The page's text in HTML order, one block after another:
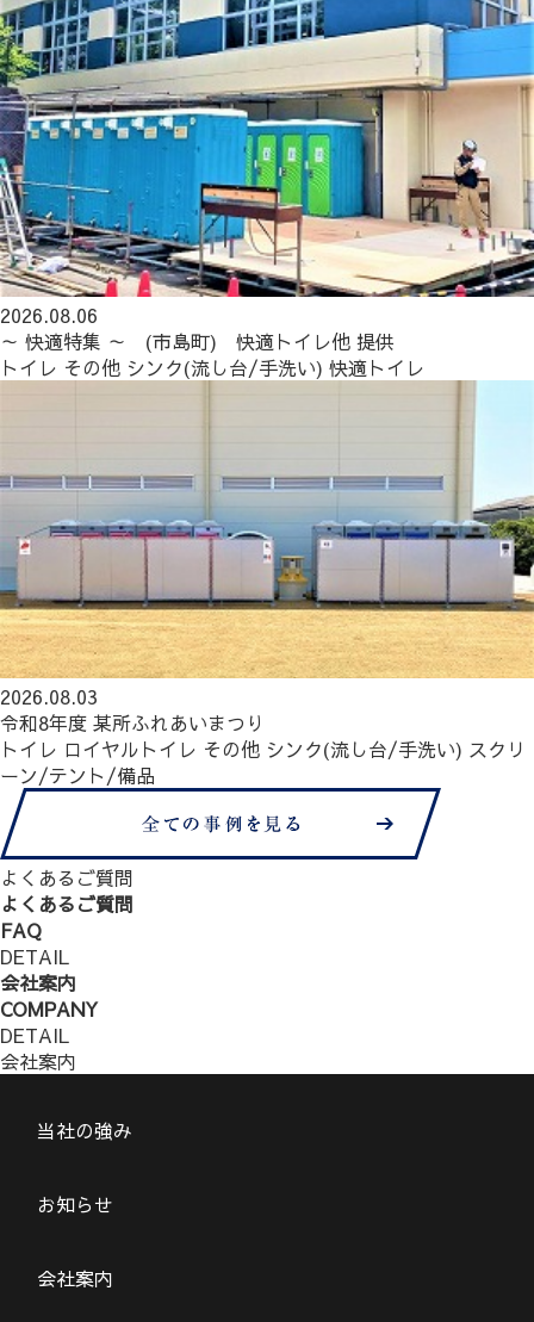
2026.08.06
～ 快適特集 ～ (市島町) 快適トイレ他 提供
トイレ その他 シンク(流し台/手洗い) 快適トイレ
2026.08.03
令和8年度 某所ふれあいまつり
トイレ ロイヤルトイレ その他 シンク(流し台/手洗い) スクリ
ーン/テント/備品
よくあるご質問
よくあるご質問
FAQ
DETAIL
会社案内
COMPANY
DETAIL
会社案内
当社の強み
お知らせ
会社案内